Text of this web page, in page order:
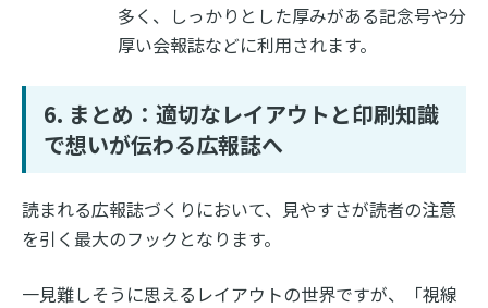
多く、しっかりとした厚みがある記念号や分
厚い会報誌などに利用されます。
6. まとめ：適切なレイアウトと印刷知識
で想いが伝わる広報誌へ
読まれる広報誌づくりにおいて、見やすさが読者の注意
を引く最大のフックとなります。
一見難しそうに思えるレイアウトの世界ですが、「視線